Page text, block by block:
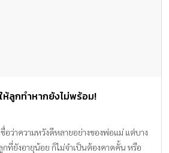
ห้ลูกทำหากยังไม่พร้อม!
อว่าความหวังดีหลายอย่างของพ่อแม่ แต่บาง
ลูกที่ยังอายุน้อย ก็ไม่จำเป็นต้องคาดคั้น หรือ